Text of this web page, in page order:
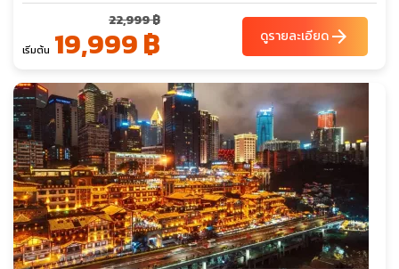
เริ่มต้น
22,999 ฿
19,999 ฿ ดูรายละเอียดarrow_forward